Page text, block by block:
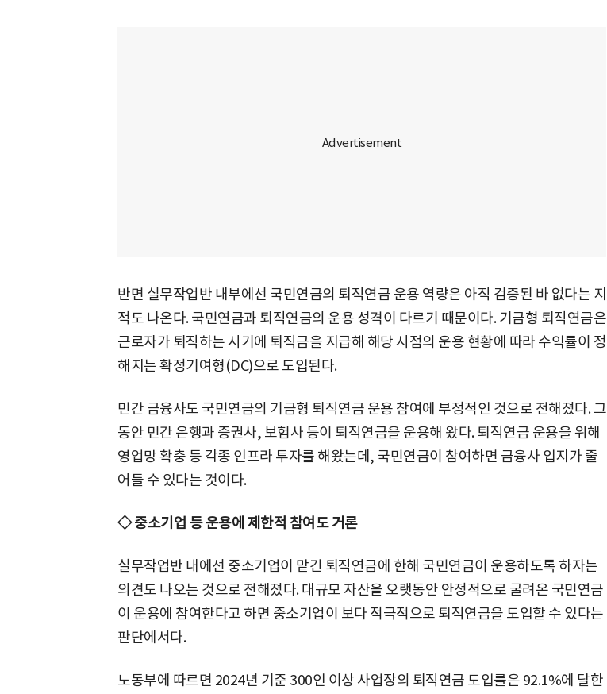
반면 실무작업반 내부에선 국민연금의 퇴직연금 운용 역량은 아직 검증된 바 없다는 지
적도 나온다. 국민연금과 퇴직연금의 운용 성격이 다르기 때문이다. 기금형 퇴직연금은
근로자가 퇴직하는 시기에 퇴직금을 지급해 해당 시점의 운용 현황에 따라 수익률이 정
해지는 확정기여형(DC)으로 도입된다.
민간 금융사도 국민연금의 기금형 퇴직연금 운용 참여에 부정적인 것으로 전해졌다. 그
동안 민간 은행과 증권사, 보험사 등이 퇴직연금을 운용해 왔다. 퇴직연금 운용을 위해
영업망 확충 등 각종 인프라 투자를 해왔는데, 국민연금이 참여하면 금융사 입지가 줄
어들 수 있다는 것이다.
◇ 중소기업 등 운용에 제한적 참여도 거론
실무작업반 내에선 중소기업이 맡긴 퇴직연금에 한해 국민연금이 운용하도록 하자는
의견도 나오는 것으로 전해졌다. 대규모 자산을 오랫동안 안정적으로 굴려온 국민연금
이 운용에 참여한다고 하면 중소기업이 보다 적극적으로 퇴직연금을 도입할 수 있다는
판단에서다.
노동부에 따르면 2024년 기준 300인 이상 사업장의 퇴직연금 도입률은 92.1%에 달한